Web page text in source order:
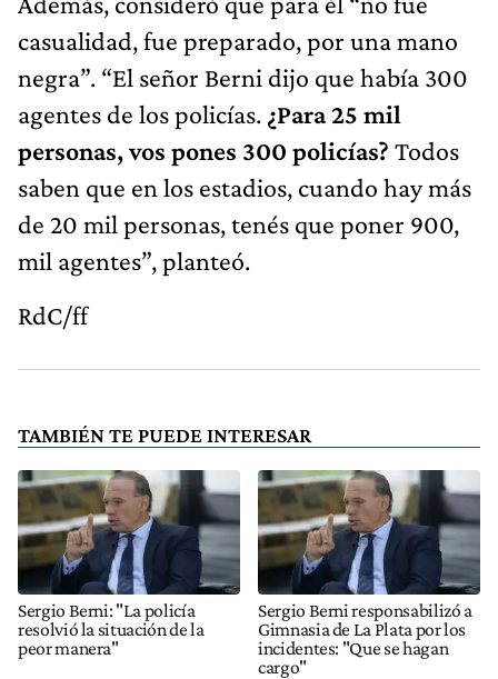
casualidad, fue preparado, por una mano
negra”. “El señor Berni dijo que había 300
agentes de los policías. ¿Para 25 mil
personas, vos pones 300 policías? Todos
saben que en los estadios, cuando hay más
de 20 mil personas, tenés que poner 900,
mil agentes”, planteó.
RdC/ff
TAMBIÉN TE PUEDE INTERESAR
Sergio Berni: "La policía
resolvió la situación de la
peor manera"
Sergio Berni responsabilizó a
Gimnasia de La Plata por los
incidentes: "Que se hagan
cargo"